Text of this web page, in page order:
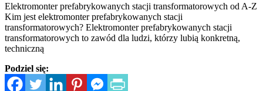
Elektromonter prefabrykowanych stacji transformatorowych od A-Z
Kim jest elektromonter prefabrykowanych stacji
transformatorowych? Elektromonter prefabrykowanych stacji
transformatorowych to zawód dla ludzi, którzy lubią konkretną,
techniczną
Podziel się: